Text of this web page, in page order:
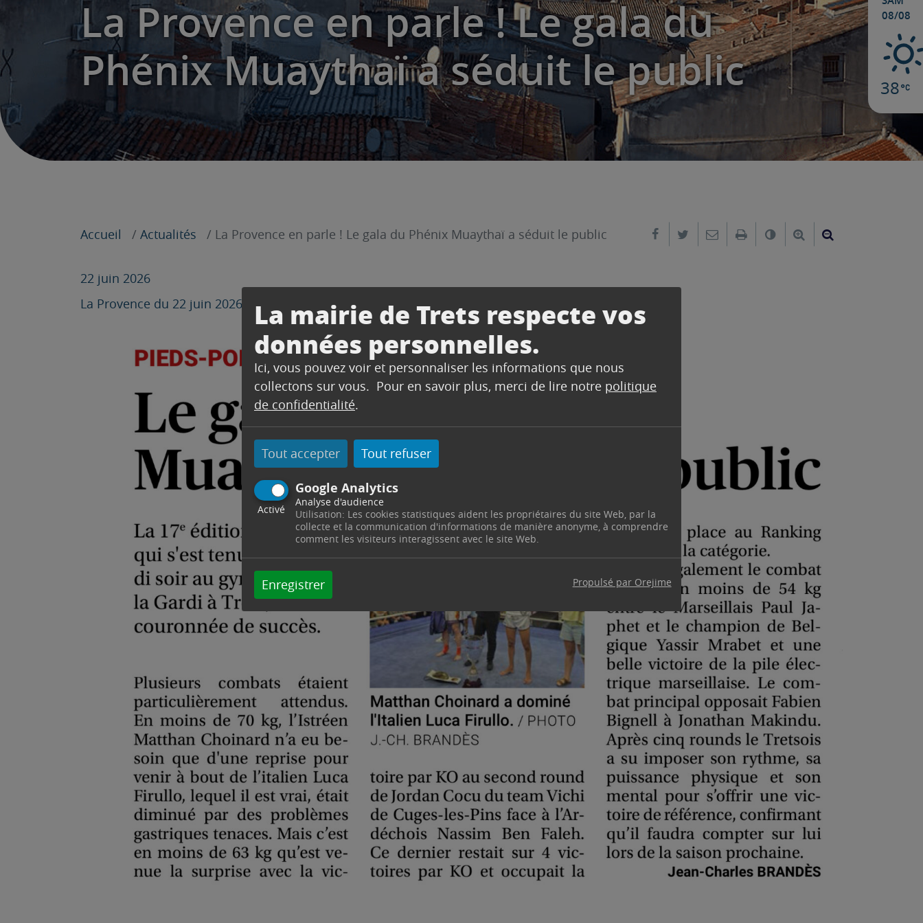
La mairie de Trets respecte vos
données personnelles.
Ici, vous pouvez voir et personnaliser les informations que nous
collectons sur vous. Pour en savoir plus, merci de lire notre politique
de confidentialité.
Tout accepter Tout refuser
Google Analytics
Activé
Analyse d'audience
Utilisation: Les cookies statistiques aident les propriétaires du site Web, par la
collecte et la communication d'informations de manière anonyme, à comprendre
comment les visiteurs interagissent avec le site Web.
Enregistrer Propulsé par Orejime
08/08
38
La Provence en parle ! Le gala du
Phénix Muaythaï a séduit le public
Accueil Actualités La Provence en parle ! Le gala du Phénix Muaythaï a séduit le public Partager sur Facebook
Partager sur Twitter
Envoyer par e-mail
ImprimerChanger le contraste
Agrandir le texte
22 juin 2026
La Provence du 22 juin 2026